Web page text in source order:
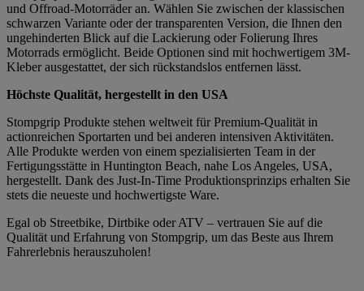
und Offroad-Motorräder an. Wählen Sie zwischen der klassischen
schwarzen Variante oder der transparenten Version, die Ihnen den
ungehinderten Blick auf die Lackierung oder Folierung Ihres
Motorrads ermöglicht. Beide Optionen sind mit hochwertigem 3M-
Kleber ausgestattet, der sich rückstandslos entfernen lässt.
Höchste Qualität, hergestellt in den USA
Stompgrip Produkte stehen weltweit für Premium-Qualität in
actionreichen Sportarten und bei anderen intensiven Aktivitäten.
Alle Produkte werden von einem spezialisierten Team in der
Fertigungsstätte in Huntington Beach, nahe Los Angeles, USA,
hergestellt. Dank des Just-In-Time Produktionsprinzips erhalten Sie
stets die neueste und hochwertigste Ware.
Egal ob Streetbike, Dirtbike oder ATV – vertrauen Sie auf die
Qualität und Erfahrung von Stompgrip, um das Beste aus Ihrem
Fahrerlebnis herauszuholen!